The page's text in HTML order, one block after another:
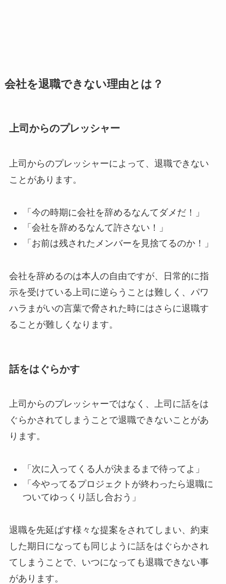
会社を退職できない理由とは？
上司からのプレッシャー
上司からのプレッシャーによって、退職できない
ことがあります。
「今の時期に会社を辞めるなんてダメだ！」
「会社を辞めるなんて許さない！」
「お前は残されたメンバーを見捨てるのか！」
会社を辞めるのは本人の自由ですが、日常的に指
示を受けている上司に逆らうことは難しく、パワ
ハラまがいの言葉で脅された時にはさらに退職す
ることが難しくなります。
話をはぐらかす
上司からのプレッシャーではなく、上司に話をは
ぐらかされてしまうことで退職できないことがあ
ります。
「次に入ってくる人が決まるまで待ってよ」
「今やってるプロジェクトが終わったら退職に
ついてゆっくり話し合おう」
退職を先延ばす様々な提案をされてしまい、約束
した期日になっても同じように話をはぐらかされ
てしまうことで、いつになっても退職できない事
があります。